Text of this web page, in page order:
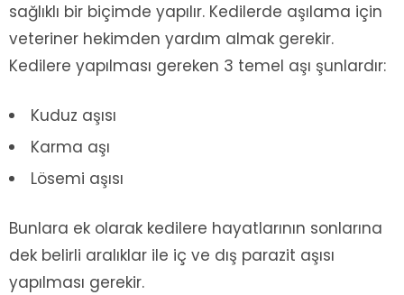
sağlıklı bir biçimde yapılır. Kedilerde aşılama için
veteriner hekimden yardım almak gerekir.
Kedilere yapılması gereken 3 temel aşı şunlardır:
Kuduz aşısı
Karma aşı
Lösemi aşısı
Bunlara ek olarak kedilere hayatlarının sonlarına
dek belirli aralıklar ile iç ve dış parazit aşısı
yapılması gerekir.